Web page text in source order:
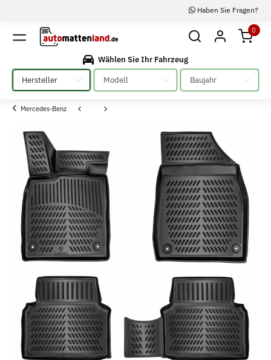
Haben Sie Fragen?
0
Wählen Sie Ihr Fahrzeug
Bitte auswählen
Bitte auswählen Bitte auswählen
Mercedes-Benz